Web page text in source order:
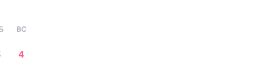
ВС
4